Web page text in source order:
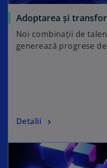
Adoptarea și
Noi combinații de
generează progrese
Detalii